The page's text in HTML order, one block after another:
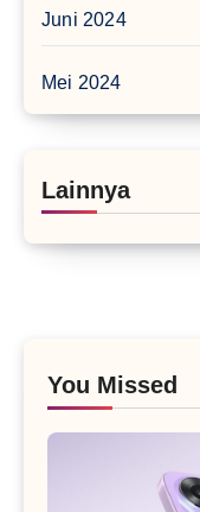
Juni 2024
Mei 2024
Lainnya
You Missed